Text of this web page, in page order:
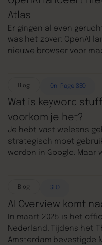
Atlas
Er gingen al even
was het zover: OpenAI
nieuwe browser voor
dat is groot nieuws,
flinke stap richting de
Blog On-Page SEO
Wat is keyword
voorkom je het?
Je hebt vast weleens
strategisch moet
worden in Google.
hoger te laten ranken,
je juist schade
kijken naar wat keyword
voorkomt dat jouw
in de zoekresultaten.
Blog SEO
AI Overview komt
In maart 2025 is het
Nederland. Tijdens het
Amsterdam bevestigde